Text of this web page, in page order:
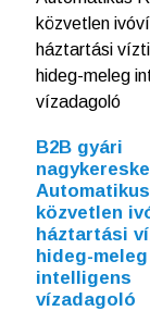
B2B gyári
közvetlen
háztartási
hideg-meleg
intelligens
vízadagoló